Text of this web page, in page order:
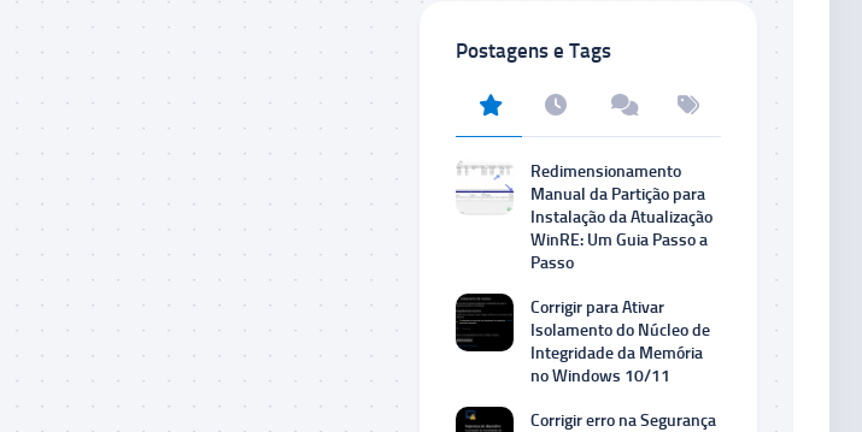
Postagens e Tags
Redimensionamento
Manual da Partição para
Instalação da Atualização
WinRE: Um Guia Passo a
Passo
Corrigir para Ativar
Isolamento do Núcleo de
Integridade da Memória
no Windows 10/11
Corrigir erro na Segurança